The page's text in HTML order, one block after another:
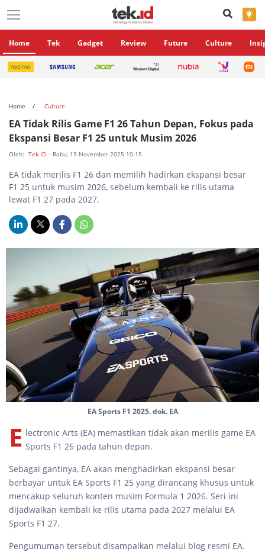
×
Home Tek Gadget Review Future Culture
Home Culture
EA Tidak Rilis Game F1 26 Tahun Depan, Fokus pada
Ekspansi Besar F1 25 untuk Musim 2026
Oleh: Tek ID - Rabu, 19 November 2025 10:15
EA tidak merilis F1 26 dan memilih hadirkan ekspansi besar
F1 25 untuk musim 2026, sebelum kembali ke rilis utama
lewat F1 27 pada 2027.
EA Sports F1 2025. dok. EA
E lectronic Arts (EA) memastikan tidak akan merilis game EA
Sports F1 26 pada tahun depan.
Sebagai gantinya, EA akan menghadirkan ekspansi besar
berbayar untuk EA Sports F1 25 yang dirancang khusus untuk
mencakup seluruh konten musim Formula 1 2026. Seri ini
dijadwalkan kembali ke rilis utama pada 2027 melalui EA
Sports F1 27.
Pengumuman tersebut disampaikan melalui blog resmi EA.